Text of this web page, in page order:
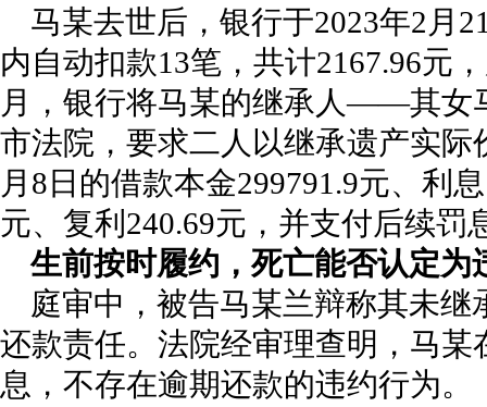
马某去世后，银行于2023年2月
内自动扣款13笔，共计2167.96元
月，银行将马某的继承人——其女
市法院，要求二人以继承遗产实际
月8日的借款本金299791.9元、利
元、复利240.69元，并支付后续罚
生前按时履约，死亡能否认定为
庭审中，被告马某兰辩称其未
还款责任。法院经审理查明，马
息，不存在逾期还款的违约行为。